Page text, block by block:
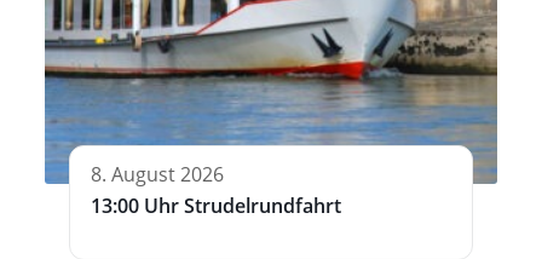
8. August 2026
13:00 Uhr Strudelrundfahrt